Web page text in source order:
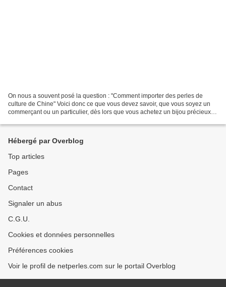
On nous a souvent posé la question : "Comment importer des perles de
culture de Chine" Voici donc ce que vous devez savoir, que vous soyez un
commerçant ou un particulier, dès lors que vous achetez un bijou précieux
Hébergé par Overblog
Top articles
Pages
Contact
Signaler un abus
C.G.U.
Cookies et données personnelles
Préférences cookies
Voir le profil de netperles.com sur le portail Overblog